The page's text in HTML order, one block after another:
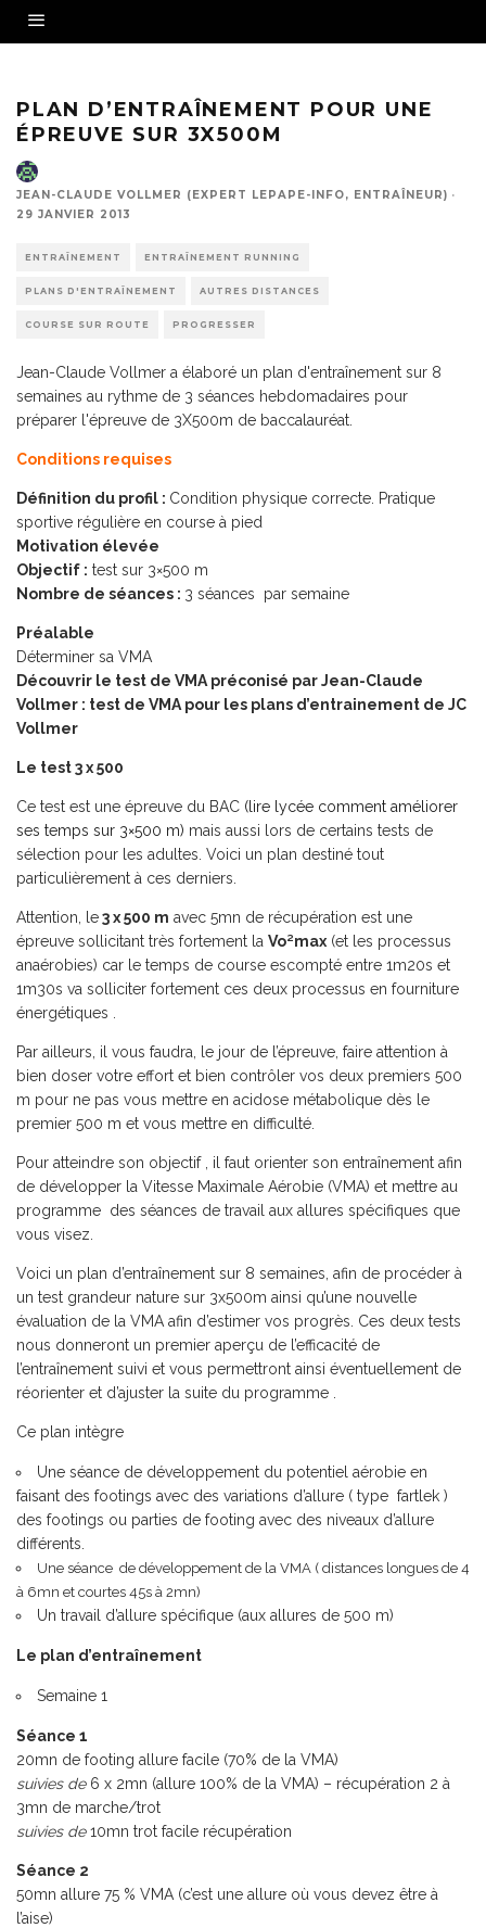
PLAN D’ENTRAÎNEMENT POUR UNE
ÉPREUVE SUR 3X500M
JEAN-CLAUDE VOLLMER (EXPERT LEPAPE-INFO, ENTRAÎNEUR) ·
29 JANVIER 2013
ENTRAÎNEMENT ENTRAÎNEMENT RUNNING
PLANS D'ENTRAÎNEMENT AUTRES DISTANCES
COURSE SUR ROUTE PROGRESSER
Jean-Claude Vollmer a élaboré un plan d'entraînement sur 8
semaines au rythme de 3 séances hebdomadaires pour
préparer l'épreuve de 3X500m de baccalauréat.
Conditions requises
Définition du profil : Condition physique correcte. Pratique
sportive régulière en course à pied
Motivation élevée
Objectif : test sur 3×500 m
Nombre de séances : 3 séances par semaine
Préalable
Déterminer sa VMA
Découvrir le test de VMA préconisé par Jean-Claude
Vollmer : test de VMA pour les plans d’entrainement de JC
Vollmer
Le test 3 x 500
Ce test est une épreuve du BAC (lire lycée comment améliorer
ses temps sur 3×500 m) mais aussi lors de certains tests de
sélection pour les adultes. Voici un plan destiné tout
particulièrement à ces derniers.
Attention, le3 x 500 m avec 5mn de récupération est une
épreuve sollicitant très fortement la Vo²max (et les processus
anaérobies) car le temps de course escompté entre 1m20s et
1m30s va solliciter fortement ces deux processus en fourniture
énergétiques .
Par ailleurs, il vous faudra, le jour de l’épreuve, faire attention à
bien doser votre effort et bien contrôler vos deux premiers 500
m pour ne pas vous mettre en acidose métabolique dès le
premier 500 m et vous mettre en difficulté.
Pour atteindre son objectif , il faut orienter son entraînement afin
de développer la Vitesse Maximale Aérobie (VMA) et mettre au
programme des séances de travail aux allures spécifiques que
vous visez.
Voici un plan d’entraînement sur 8 semaines, afin de procéder à
un test grandeur nature sur 3x500m ainsi qu’une nouvelle
évaluation de la VMA afin d’estimer vos progrès. Ces deux tests
nous donneront un premier aperçu de l’efficacité de
l’entraînement suivi et vous permettront ainsi éventuellement de
réorienter et d’ajuster la suite du programme .
Ce plan intègre
Une séance de développement du potentiel aérobie en
faisant des footings avec des variations d’allure ( type fartlek )
des footings ou parties de footing avec des niveaux d’allure
différents.
Une séance de développement de la VMA ( distances longues de 4
à 6mn et courtes 45s à 2mn)
Un travail d’allure spécifique (aux allures de 500 m)
Le plan d’entraînement
Semaine 1
Séance 1
20mn de footing allure facile (70% de la VMA)
suivies de6 x 2mn (allure 100% de la VMA) – récupération 2 à
3mn de marche/trot
suivies de10mn trot facile récupération
Séance 2
50mn allure 75 % VMA (c’est une allure où vous devez être à
l’aise)